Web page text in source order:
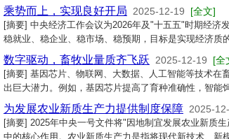
乘势而上，实现良好开局 2025-12-19 [全文]
[摘要] 中央经济工作会议为2026年及"十五五"时期经济
稳就业、稳企业、稳市场、稳预期，目标是实现经济质
数字驱动，畜牧业量质齐飞跃 2025-12-19 [全
[摘要] 基因芯片、物联网、大数据、人工智能等技术
出巨大潜力。例如，基因芯片提高了育种准确性，智能
为发展农业新质生产力提供制度保障 2025-
[摘要] 2025年中央一号文件将"因地制宜发展农业新质
中的核心作用。农业新质生产力是指将现代新技术、新